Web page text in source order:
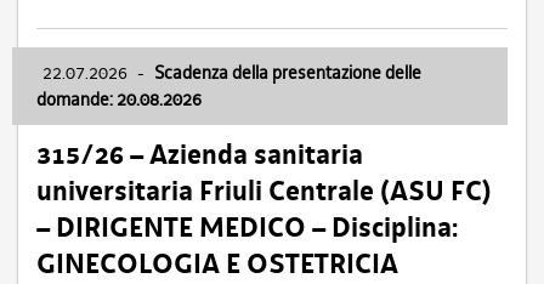
22.07.2026 - Scadenza della presentazione delle
domande: 20.08.2026
315/26 – Azienda sanitaria
universitaria Friuli Centrale (ASU FC)
– DIRIGENTE MEDICO – Disciplina:
GINECOLOGIA E OSTETRICIA